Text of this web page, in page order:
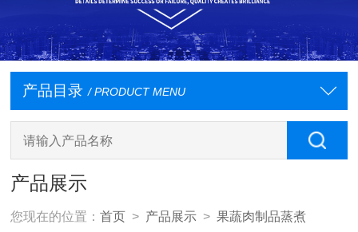
产品目录 / PRODUCT MENU
产品展示
您现在的位置：首页 > 产品展示 >果蔬肉制品蒸煮